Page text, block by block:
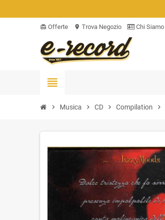
card_giftcard Offerte location_on Trova Negozio Chi Siamo
view_headline
chevron_right Musica chevron_right CD chevron_right Compilation chevron_right